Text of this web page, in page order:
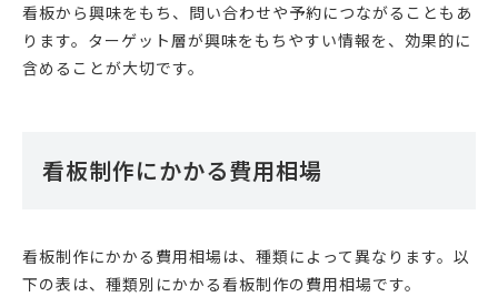
看板から興味をもち、問い合わせや予約につながることもあ
ります。ターゲット層が興味をもちやすい情報を、効果的に
含めることが大切です。
看板制作にかかる費用相場
看板制作にかかる費用相場は、種類によって異なります。以
下の表は、種類別にかかる看板制作の費用相場です。